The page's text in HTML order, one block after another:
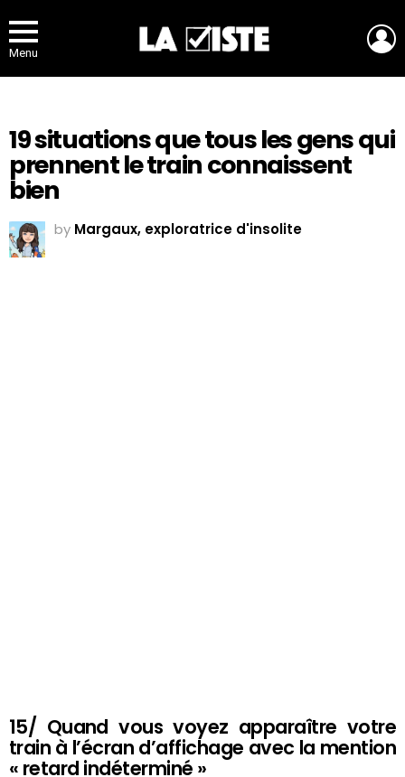
Menu
19 situations que tous les gens qui
prennent le train connaissent
bien
by Margaux, exploratrice d'insolite
15/ Quand vous voyez apparaître votre
train à l’écran d’affichage avec la mention
« retard indéterminé »